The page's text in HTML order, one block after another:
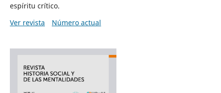
espíritu crítico.
Ver revista
Número actual